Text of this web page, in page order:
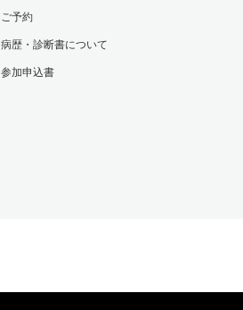
ご予約
病歴・診断書について
参加申込書